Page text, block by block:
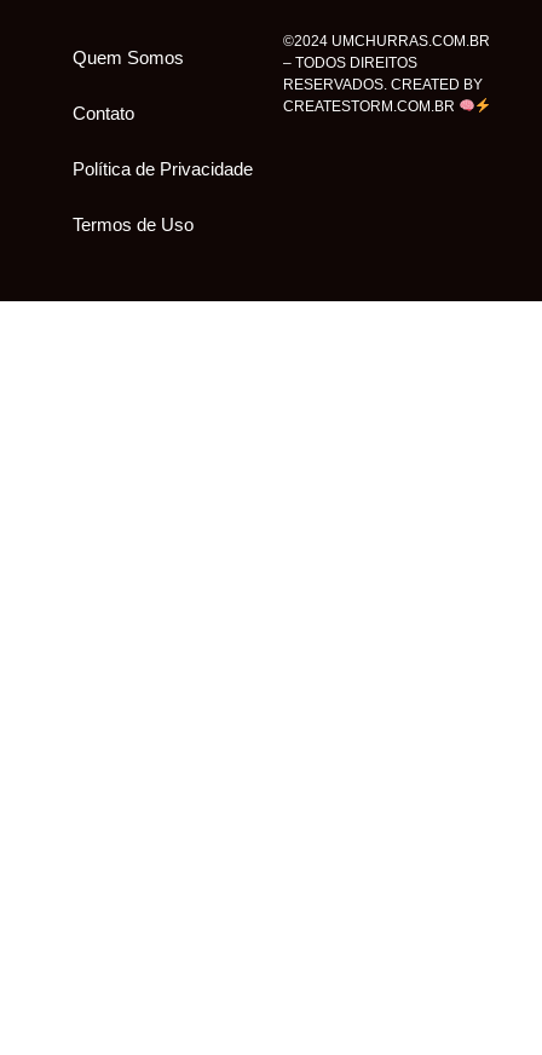
Quem Somos
Contato
Política de Privacidade
Termos de Uso
©2024 UMCHURRAS.COM.BR
– TODOS DIREITOS
RESERVADOS. CREATED BY
CREATESTORM.COM.BR